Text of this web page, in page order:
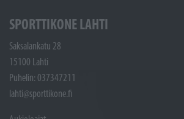
SPORTTIKONE LAHTI
Saksalankatu 28
15100 Lahti
Puhelin: 037347211
lahti@sporttikone.fi